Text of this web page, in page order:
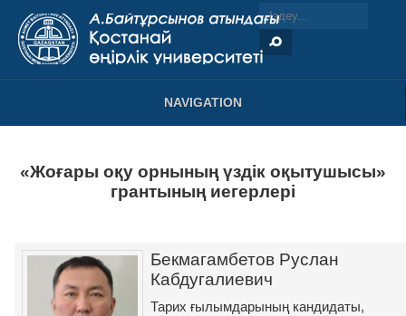
NAVIGATION
«Жоғары оқу орнының үздік оқытушысы»
грантының иегерлері
Бекмагамбетов Руслан
Кабдугалиевич
Тарих ғылымдарының кандидаты,